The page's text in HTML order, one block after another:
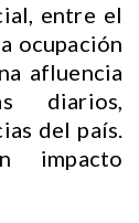
entre el
ocupación
afluencia
diarios,
del país.
impacto